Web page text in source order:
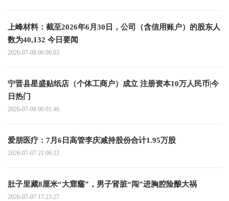
上峰材料：截至2026年6月30日，公司（含信用账户）的股东人
数为40,132 今日要闻
2026-07-08 06:06:03
宁晋县星盛贴纸店（个体工商户）成立 注册资本10万人民币|今
日热门
2026-07-08 06:01:46
爱朋医疗：7月6日高管李庆减持股份合计1.95万股
2026-07-07 21:06:23
肚子里藏8厘米“大窟窿”，男子肾脏“闯”进胸腔险酿大祸
2026-07-07 17:23:27